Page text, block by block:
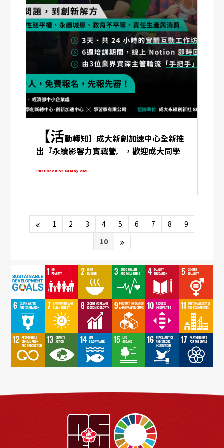
【活動轉知】成大新創加速中心全新推
出『永續影響力實戰營』，歡迎成大同學
Published on 04 May 2023
1 2 3 4 5 6 7 8
9
10